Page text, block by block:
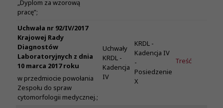
„Dyplom za wzorową
pracę”;
Uchwała nr 92/IV/2017
Krajowej Rady
Diagnostów
Laboratoryjnych z dnia
10 marca 2017 roku
w przedmiocie powołania
Zespołu do spraw
cytomorfologii medycznej.;
Uchwały
KRDL -
Kadencja
IV
KRDL -
Kadencja IV
-
Posiedzenie
X
Treść